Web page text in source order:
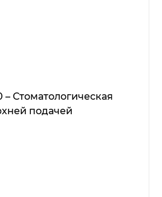
– Стоматологическая
подачей